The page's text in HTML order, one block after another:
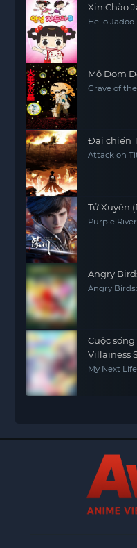
Xin Chào
Hello Jadoo
Mộ Đom
Grave of
Đại chiến
Attack on
Tử Xuyên
Purple
Angry
Angry
Cuộc
Villainess
My Next